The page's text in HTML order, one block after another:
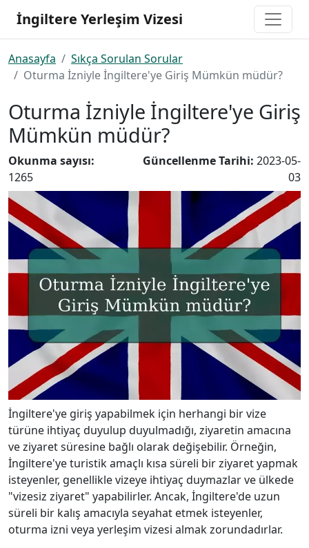
İngiltere Yerleşim Vizesi
Anasayfa
Sıkça Sorulan Sorular
Oturma İzniyle İngiltere'ye Giriş Mümkün müdür?
Oturma İzniyle İngiltere'ye Giriş
Mümkün müdür?
Okunma sayısı:
1265
Güncellenme Tarihi: 2023-05-
03
İngiltere'ye giriş yapabilmek için herhangi bir vize
türüne ihtiyaç duyulup duyulmadığı, ziyaretin amacına
ve ziyaret süresine bağlı olarak değişebilir. Örneğin,
İngiltere'ye turistik amaçlı kısa süreli bir ziyaret yapmak
isteyenler, genellikle vizeye ihtiyaç duymazlar ve ülkede
"vizesiz ziyaret" yapabilirler. Ancak, İngiltere'de uzun
süreli bir kalış amacıyla seyahat etmek isteyenler,
oturma izni veya yerleşim vizesi almak zorundadırlar.